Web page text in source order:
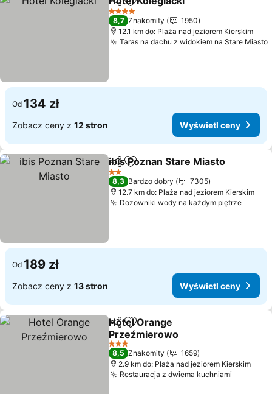
Udostępnij
Dodaj do ulubionych
4 Kategoria
8,7 Znakomity
1950
12.1 km do: Plaża nad jeziorem Kierskim
Taras na dachu z widokiem na Stare Miasto
Od 134 zł
Zobacz ceny z 12 stron Wyświetl ceny
Udostępnij
Dodaj do ulubionych
ibis Poznan Stare Miasto
2 Kategoria
8,3 Bardzo dobry
7305
12.7 km do: Plaża nad jeziorem Kierskim
Dozowniki wody na każdym piętrze
Od 189 zł
Zobacz ceny z 13 stron Wyświetl ceny
Udostępnij
Dodaj do ulubionych
Hotel Orange
Przeźmierowo
3 Kategoria
8,5 Znakomity
1659
2.9 km do: Plaża nad jeziorem Kierskim
Restauracja z dwiema kuchniami